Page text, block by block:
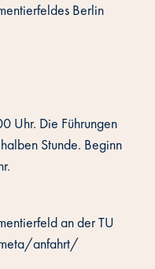
Berlin
Uhr. Die Führungen
Stunde. Beginn
an der TU
anfahrt/